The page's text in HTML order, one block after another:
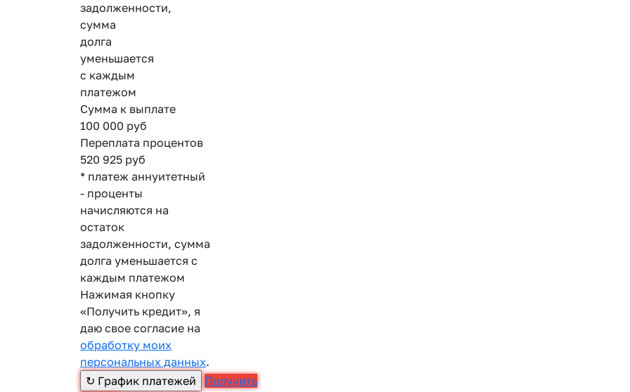
задолженности,
сумма
долга
уменьшается
с каждым
платежом
Сумма к выплате
100 000 руб
Переплата процентов
520 925 руб
* платеж аннуитетный
- проценты
начисляются на
остаток
задолженности, сумма
долга уменьшается с
каждым платежом
Нажимая кнопку
«Получить кредит», я
даю свое согласие на
обработку моих
персональных данных.
Получить